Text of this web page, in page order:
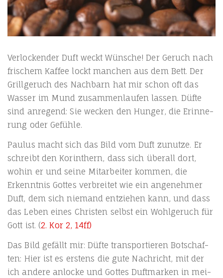
Ver­lo­cken­der Duft weckt Wün­sche! Der Geruch nach
fri­schem Kaf­fee lockt man­chen aus dem Bett. Der
Grill­ge­ruch des Nach­barn hat mir schon oft das
Was­ser im Mund zusam­men­lau­fen las­sen. Düf­te
sind anre­gend: Sie wecken den Hun­ger, die Erin­ne­
rung oder Gefühle.
Pau­lus macht sich das Bild vom Duft zunut­ze. Er
schreibt den Korin­thern, dass sich über­all dort,
wohin er und sei­ne Mit­ar­bei­ter kom­men, die
Erkennt­nis Got­tes ver­brei­tet wie ein ange­neh­mer
Duft, dem sich nie­mand ent­zie­hen kann, und dass
das Leben eines Chris­ten selbst ein Wohl­ge­ruch für
Gott ist. (2. Kor 2, 14ff)
Das Bild gefällt mir: Düf­te trans­por­tie­ren Bot­schaf­
ten: Hier ist es ers­tens die gute Nach­richt, mit der
ich ande­re anlo­cke und Got­tes Duft­mar­ken in mei­